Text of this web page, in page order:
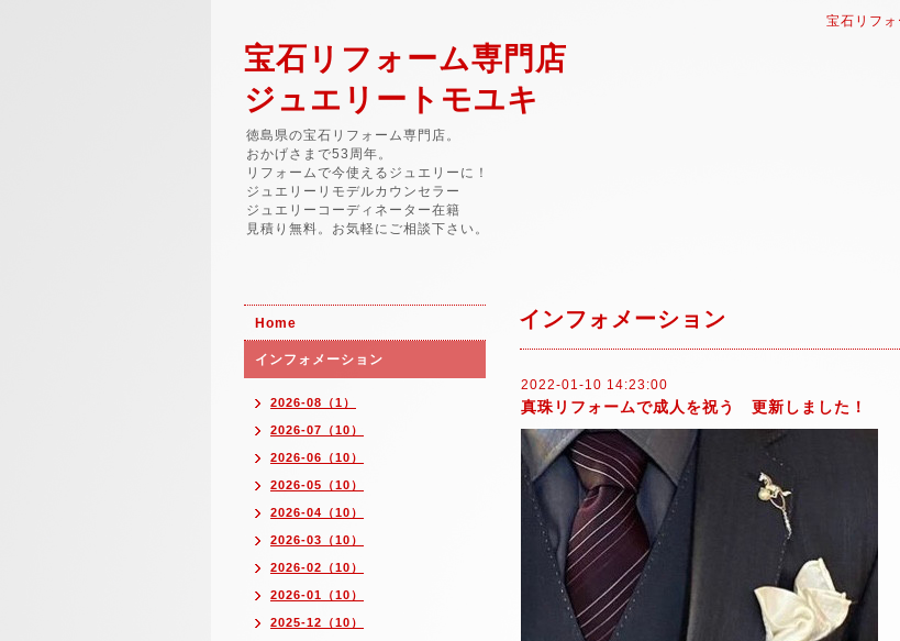
宝石リフ
宝石リフォーム専門店
ジュエリートモユキ
徳島県の宝石リフォーム専門店。
おかげさまで53周年。
リフォームで今使えるジュエリーに！
ジュエリーリモデルカウンセラー
ジュエリーコーディネーター在籍
見積り無料。お気軽にご相談下さい。
インフォメーション
2022-01-10 14:23:00
真珠リフォームで成人を祝う 更新しました！
Home
インフォメーション
2026-08（1）
2026-07（10）
2026-06（10）
2026-05（10）
2026-04（10）
2026-03（10）
2026-02（10）
2026-01（10）
2025-12（10）